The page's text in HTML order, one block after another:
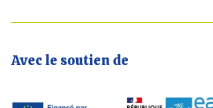
Avec le soutien de